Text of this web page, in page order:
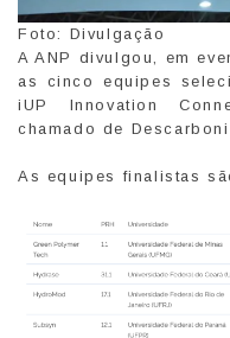
Foto: Divulgação
A ANP divulgou, em
as cinco equipes
iUP Innovation
chamado de
As equipes finalistas